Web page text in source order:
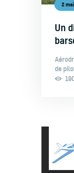
2
Un
de